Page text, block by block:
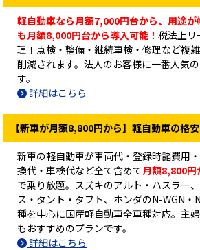
軽自動車なら月額7,000円台から、用途
も月額8,000円台から導入可能！ 税法上リ
理！点検・整備・継続車検・修理など複
削減されます。法人のお客様に一番人気
す。
詳細はこちら
【新車が月額8,800円から】軽自動車の格
新車の軽自動車が車両代・登録時諸費用
換代・車検代など全て含めて月額8,800円
で乗り放題。スズキのアルト・ハスラー
ス・タント・タフト、ホンダのN-WGN・
種を中心に国産軽自動車全車種対応。主
もおすすめのプランです。
詳細はこちら